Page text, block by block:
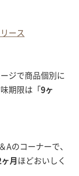
ース
ジで商品個別に
期限は「 9ヶ
Aのコーナーで、
月 ほどおいしく